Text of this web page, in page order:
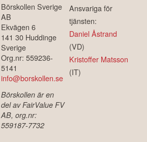
Börskollen Sverige
AB
Ekvägen 6
141 30 Huddinge
Sverige
Org.nr: 559236-
5141
info@borskollen.se
Börskollen är en
del av FairValue FV
AB, org.nr:
559187-7732
Ansvariga för
tjänsten:
Daniel Åstrand
(VD)
Kristoffer Matsson
(IT)